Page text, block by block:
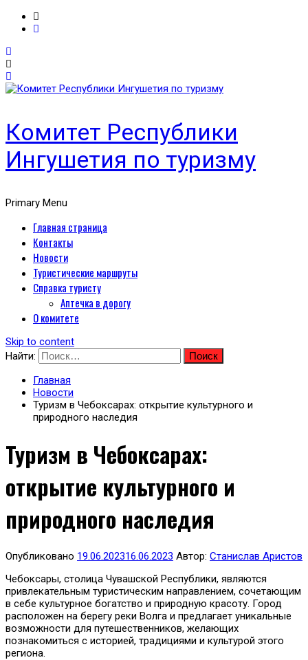
Комитет Республики
Ингушетия по туризму
Primary Menu
Главная страница
Контакты
Новости
Туристические маршруты
Справка туристу
Аптечка в дорогу
О комитете
Skip to content
Найти:
Главная
Новости
Туризм в Чебоксарах: открытие культурного и
природного наследия
Туризм в Чебоксарах:
открытие культурного и
природного наследия
Опубликовано 19.06.202316.06.2023 Автор: Станислав Аристов
Чебоксары, столица Чувашской Республики, являются
привлекательным туристическим направлением, сочетающим
в себе культурное богатство и природную красоту. Город
расположен на берегу реки Волга и предлагает уникальные
возможности для путешественников, желающих
познакомиться с историей, традициями и культурой этого
региона.